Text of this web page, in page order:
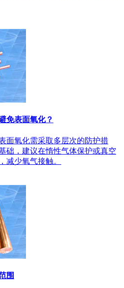
免表面氧化？
面氧化需采取多层次的防护措
础，建议在惰性气体保护或真空
减少氧气接触。
围